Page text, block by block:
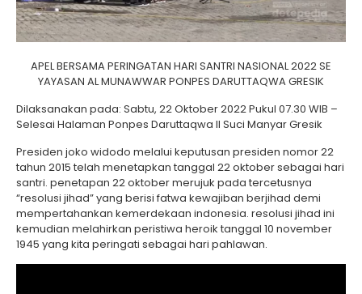
APEL BERSAMA PERINGATAN HARI SANTRI NASIONAL 2022 SE
YAYASAN AL MUNAWWAR PONPES DARUTTAQWA GRESIK
Dilaksanakan pada: Sabtu, 22 Oktober 2022 Pukul 07.30 WIB –
Selesai Halaman Ponpes Daruttaqwa II Suci Manyar Gresik
Presiden joko widodo melalui keputusan presiden nomor 22
tahun 2015 telah menetapkan tanggal 22 oktober sebagai hari
santri. penetapan 22 oktober merujuk pada tercetusnya
“resolusi jihad” yang berisi fatwa kewajiban berjihad demi
mempertahankan kemerdekaan indonesia. resolusi jihad ini
kemudian melahirkan peristiwa heroik tanggal 10 november
1945 yang kita peringati sebagai hari pahlawan.